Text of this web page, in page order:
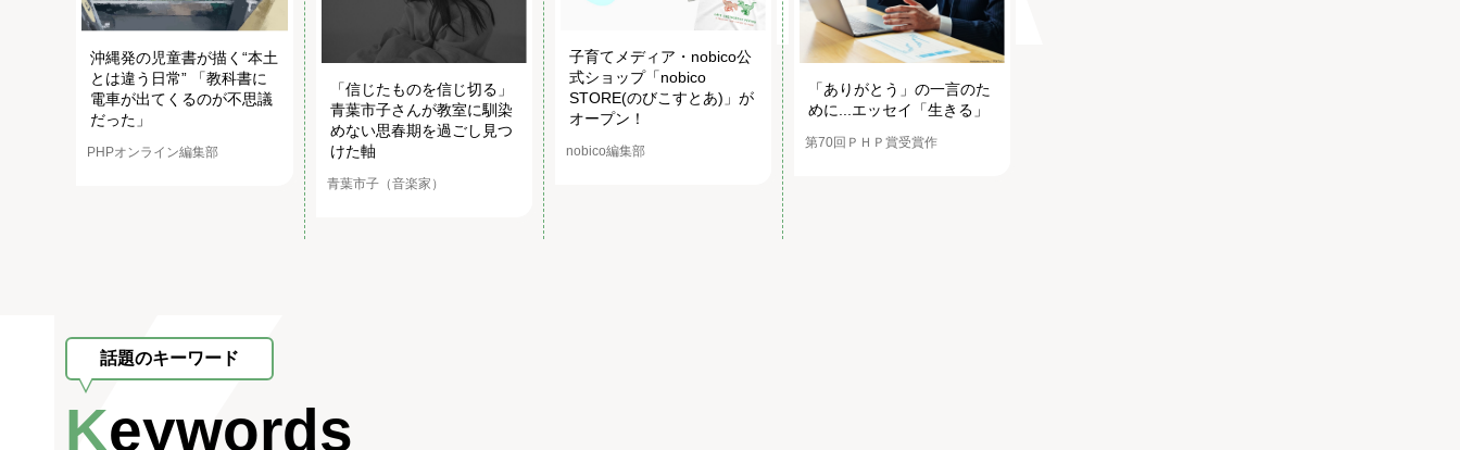
沖縄発の児童書が描く“本土
とは違う日常” 「教科書に
電車が出てくるのが不思議
だった」
PHPオンライン編集部
「信じたものを信じ切る」
青葉市子さんが教室に馴染
めない思春期を過ごし見つ
けた軸
青葉市子（音楽家）
子育てメディア・nobico公
式ショップ「nobico
STORE(のびこすとあ)」が
オープン！
nobico編集部
「ありがとう」の一言のた
めに...エッセイ「生きる」
第70回ＰＨＰ賞受賞作
話題のキーワード
Keywords